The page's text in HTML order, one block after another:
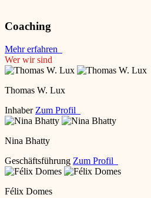
Coaching
Mehr erfahren
Wer wir sind
Thomas W. Lux
Inhaber Zum Profil
Nina Bhatty
Geschäftsführung Zum Profil
Félix Domes